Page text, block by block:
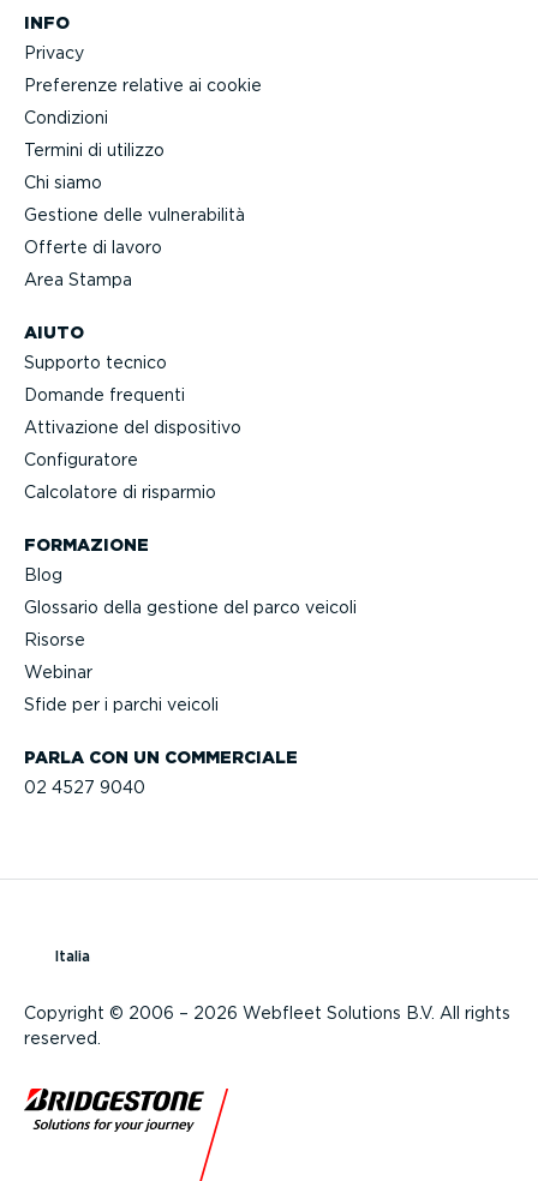
PARLA CON UN COMMERCIALE
02 4527 9040
AIUTO
Supporto tecnico
Domande frequenti
Attivazione del dispositivo
Confi­gu­ratore
Calcolatore di risparmio
FORMAZIONE
Blog
Glossario della gestione del parco veicoli
Risorse
Webinar
Sfide per i parchi veicoli
INFO
Privacy
Preferenze relative ai cookie
Condizioni
Termini di utilizzo
Chi siamo
Gestione delle vulne­ra­bilità
Offerte di lavoro
Area Stampa
Copyright © 2006 – 2026 Webfleet Solutions B.V. All rights
reserved.
Italia